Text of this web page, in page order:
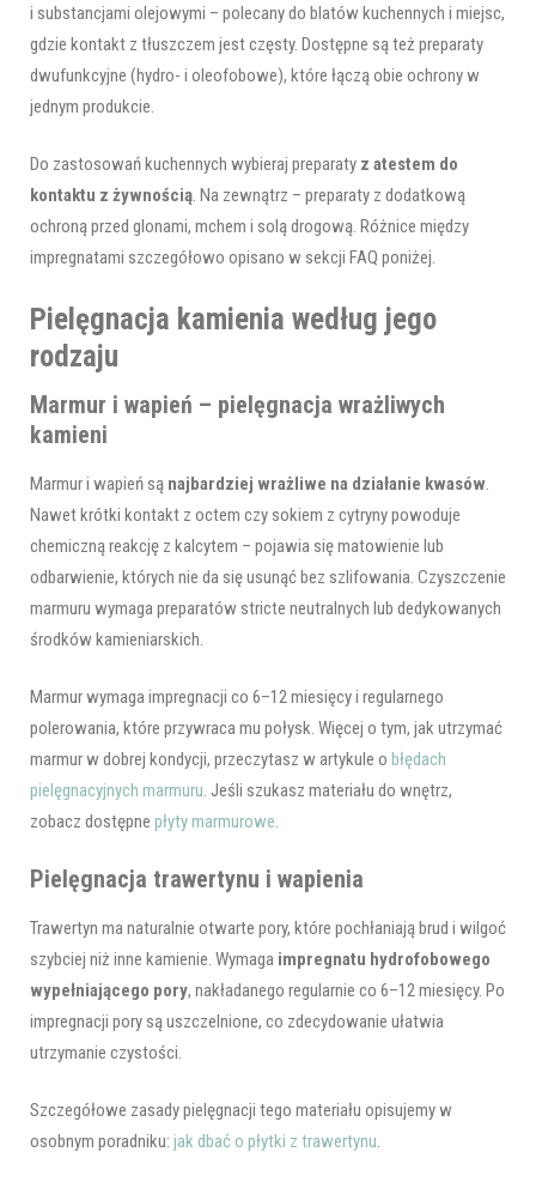
i substancjami olejowymi – polecany do blatów kuchennych i miejsc,
gdzie kontakt z tłuszczem jest częsty. Dostępne są też preparaty
dwufunkcyjne (hydro- i oleofobowe), które łączą obie ochrony w
jednym produkcie.
Do zastosowań kuchennych wybieraj preparaty z atestem do
kontaktu z żywnością. Na zewnątrz – preparaty z dodatkową
ochroną przed glonami, mchem i solą drogową. Różnice między
impregnatami szczegółowo opisano w sekcji FAQ poniżej.
Pielęgnacja kamienia według jego
rodzaju
Marmur i wapień – pielęgnacja wrażliwych
kamieni
Marmur i wapień są najbardziej wrażliwe na działanie kwasów.
Nawet krótki kontakt z octem czy sokiem z cytryny powoduje
chemiczną reakcję z kalcytem – pojawia się matowienie lub
odbarwienie, których nie da się usunąć bez szlifowania. Czyszczenie
marmuru wymaga preparatów stricte neutralnych lub dedykowanych
środków kamieniarskich.
Marmur wymaga impregnacji co 6–12 miesięcy i regularnego
polerowania, które przywraca mu połysk. Więcej o tym, jak utrzymać
marmur w dobrej kondycji, przeczytasz w artykule o błędach
pielęgnacyjnych marmuru. Jeśli szukasz materiału do wnętrz,
zobacz dostępne płyty marmurowe.
Pielęgnacja trawertynu i wapienia
Trawertyn ma naturalnie otwarte pory, które pochłaniają brud i wilgoć
szybciej niż inne kamienie. Wymaga impregnatu hydrofobowego
wypełniającego pory, nakładanego regularnie co 6–12 miesięcy. Po
impregnacji pory są uszczelnione, co zdecydowanie ułatwia
utrzymanie czystości.
Szczegółowe zasady pielęgnacji tego materiału opisujemy w
osobnym poradniku: jak dbać o płytki z trawertynu.